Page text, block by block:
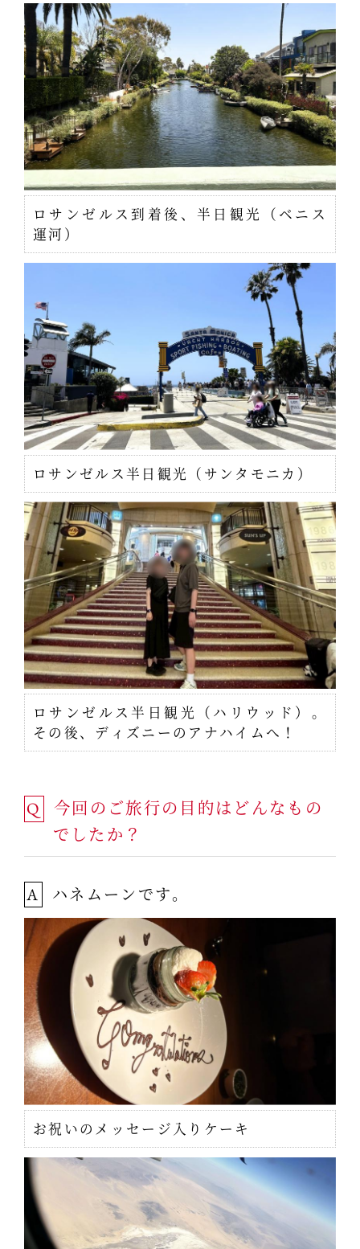
ロサンゼルス到着後、半日観光（ベニス
運河）
ロサンゼルス半日観光（サンタモニカ）
ロサンゼルス半日観光（ハリウッド）。
その後、ディズニーのアナハイムへ！
Q
今回のご旅行の目的はどんなもの
でしたか？
A ハネムーンです。
お祝いのメッセージ入りケーキ